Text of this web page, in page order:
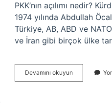
PKK’nın açılımı nedir?
1974 yılında Abdullah
Türkiye, AB, ABD ve
ve İran gibi birçok ülke
Devamını okuyun
Hangi